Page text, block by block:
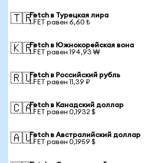
🇹🇷Fetch в Турецкая лира
1 FET равен 6,60 ₺
🇰🇷Fetch в Южнокорейская вона
1 FET равен 194,93 ₩
🇷🇺Fetch в Российский рубль
1 FET равен 11,39 ₽
🇨🇦Fetch в Канадский доллар
1 FET равен 0,1932 $
🇦🇺Fetch в Австралийский доллар
1 FET равен 0,1959 $